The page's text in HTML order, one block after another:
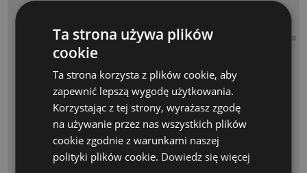
Ochrona przed plamami -TechnologiaStain-Blockskutecznie zapobiega wchłanianiu
potu, ułatwiając utrzymanie czapki w czystości.
Zaawansowana opaska przeciwpotna -
pochłania wilgoć, zapewniając komfort przez cały dzień.Działanie antybakteryjne
chroni przed nieprzyjemnymi zapachami.
Flexfit® Bond Taping -Wzmacnia strukturę czapki i poprawia jej oddychalność, co
zwiększa wygodę użytkowania.
Bezszwowa konstrukcja -
Nowoczesne połączenie paneli bez widocznych szwów
nadaje czapce elegancki wygląd i zwiększa jej trwałość.
Elastyczny i szybkoschnący materiał -Skład:92% Poliester, 8% Spandex
idealne dopasowanie, doskonała wentylacja i szybkie schnięcie.
Stylowy design -Wyjątkowy3D haft Geoff Andersonpodkreśla ekskluzywny
Ta strona używa plików
cookie
Ta strona korzysta z plików cookie, aby
zapewnić lepszą wygodę użytkowania.
Korzystając z tej strony, wyrażasz zgodę
na używanie przez nas wszystkich plików
cookie zgodnie z warunkami naszej
polityki plików cookie. Dowiedz się więcej